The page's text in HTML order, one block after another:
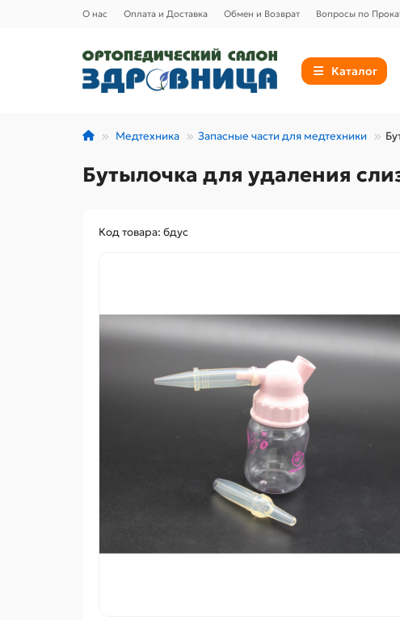
О нас Оплата и Доставка Обмен и Возврат Вопросы по
Каталог
Медтехника Запасные части для медтехники
Бутылочка для удаления
Код товара: бдус